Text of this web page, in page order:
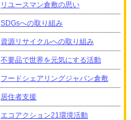
リユースマン倉敷の思い
SDGsへの取り組み
資源リサイクルへの取り組み
不要品で世界を元気にする活動
フードシェアリングジャパン倉敷
居住者支援
エコアクション21環境活動